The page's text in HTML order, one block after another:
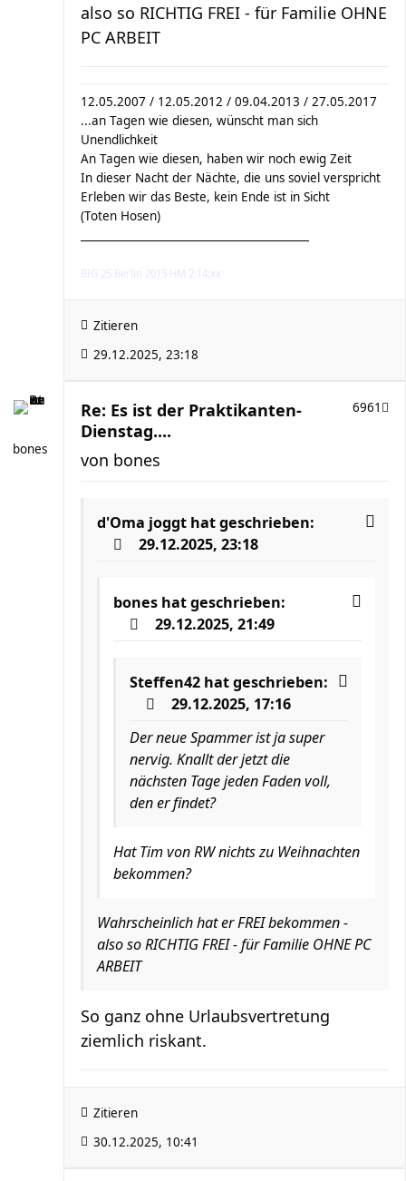
also so RICHTIG FREI - für Familie OHNE
PC ARBEIT
12.05.2007 / 12.05.2012 / 09.04.2013 / 27.05.2017
...an Tagen wie diesen, wünscht man sich
Unendlichkeit
An Tagen wie diesen, haben wir noch ewig Zeit
In dieser Nacht der Nächte, die uns soviel verspricht
Erleben wir das Beste, kein Ende ist in Sicht
(Toten Hosen)
BIG 25 Berlin 2015 HM 2:14:xx
Zitieren
29.12.2025, 23:18
bones
Re: Es ist der Praktikanten-
Dienstag....
6961
von bones
d'Oma joggt hat geschrieben:
29.12.2025, 23:18
bones hat geschrieben:
29.12.2025, 21:49
Steffen42 hat geschrieben:
29.12.2025, 17:16
Der neue Spammer ist ja super
nervig. Knallt der jetzt die
nächsten Tage jeden Faden voll,
den er findet?
Hat Tim von RW nichts zu Weihnachten
bekommen?
Wahrscheinlich hat er FREI bekommen -
also so RICHTIG FREI - für Familie OHNE PC
ARBEIT
So ganz ohne Urlaubsvertretung
ziemlich riskant.
Zitieren
30.12.2025, 10:41